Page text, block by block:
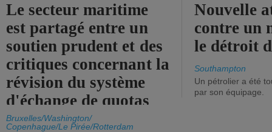
Le secteur maritime
est partagé entre un
soutien prudent et des
critiques concernant la
révision du système
d'échange de quotas
d'émission de l'UE.
Bruxelles/Washington/
Copenhague/Le Pirée/Rotterdam
Nouvelle
contre un
le détroit
Southampton
Un pétrolier a été
par son équipage.